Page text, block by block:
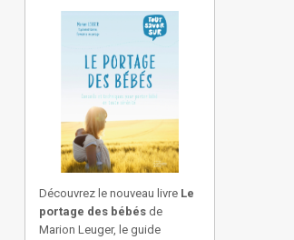
Découvrez le nouveau livre Le
portage des bébés de
Marion Leuger, le guide